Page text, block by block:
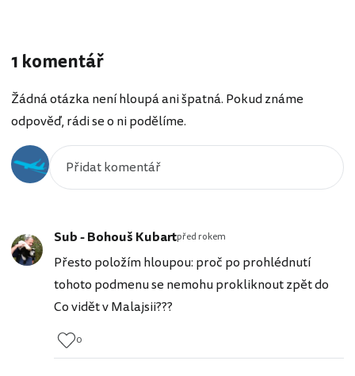
1 komentář
Žádná otázka není hloupá ani špatná. Pokud známe
odpověď, rádi se o ni podělíme.
Sub - Bohouš Kubartpřed rokem
Přesto položím hloupou: proč po prohlédnutí
tohoto podmenu se nemohu prokliknout zpět do
Co vidět v Malajsii???
0